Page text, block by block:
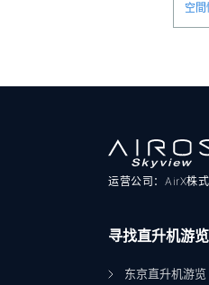
空
运营公司：AirX株
寻找直升机游
东京直升机游览